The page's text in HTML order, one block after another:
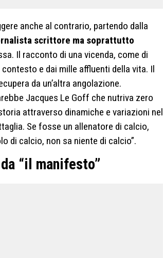
anche al contrario, partendo dalla
scrittore ma soprattutto
Il racconto di una vicenda, come di
e dai mille affluenti della vita. Il
da un’altra angolazione.
Jacques Le Goff che nutriva zero
attraverso dinamiche e variazioni nel
Se fosse un allenatore di calcio,
di calcio, non sa niente di calcio”.
“il manifesto”